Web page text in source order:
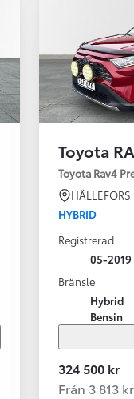
Toyota
Toyota Rav4
HÄLLEFORS
HYBRID
Registrerad
05-2019
Bränsle
Hybrid
Bensin
324 500 kr
Från 3 813